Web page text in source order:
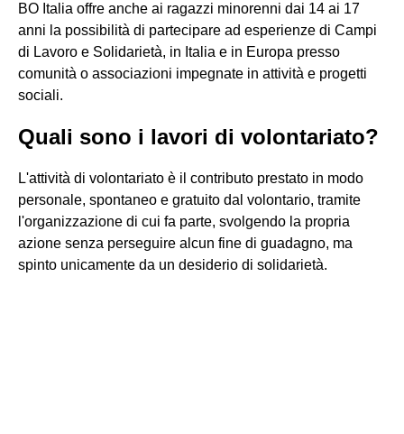
BO Italia offre anche ai ragazzi minorenni dai 14 ai 17
anni la possibilità di partecipare ad esperienze di Campi
di Lavoro e Solidarietà, in Italia e in Europa presso
comunità o associazioni impegnate in attività e progetti
sociali.
Quali sono i lavori di volontariato?
L'attività di volontariato è il contributo prestato in modo
personale, spontaneo e gratuito dal volontario, tramite
l'organizzazione di cui fa parte, svolgendo la propria
azione senza perseguire alcun fine di guadagno, ma
spinto unicamente da un desiderio di solidarietà.